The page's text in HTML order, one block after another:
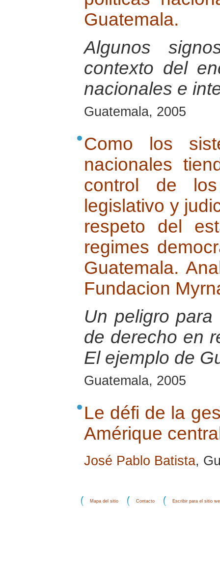
Guatemala.
Algunos
contexto del
nacionales e
Guatemala, 2005
Como los
nacionales
control de
legislativo y
respeto del
regimes
Guatemala.
Fundacion
Un peligro
de derecho en
El ejemplo de
Guatemala, 2005
Le défi de la
Amérique
José Pablo Batista,
Mapa del sitio Contacto Escribir para el sitio